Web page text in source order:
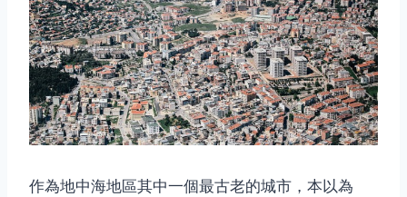
作為地中海地區其中一個最古老的城市，本以為